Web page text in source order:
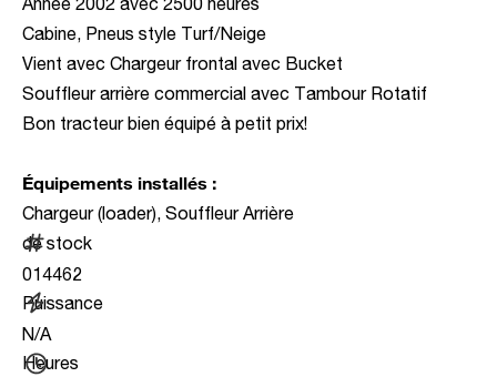
Année 2002 avec 2500 heures
Cabine, Pneus style Turf/Neige
Vient avec Chargeur frontal avec Bucket
Souffleur arrière commercial avec Tambour Rotatif
Bon tracteur bien équipé à petit prix!
Équipements installés :
Chargeur (loader), Souffleur Arrière
de stock
014462
Puissance
N/A
Heures